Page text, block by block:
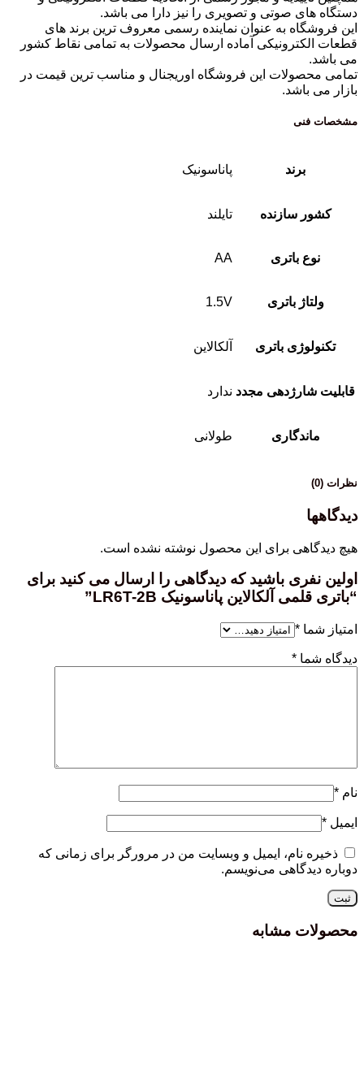
دستگاه های صوتی و تصویری را نیز دارا می باشد.
این فروشگاه به عنوان نماینده رسمی معروف ترین برند های
قطعات الکترونیکی آماده ارسال محصولات به تمامی نقاط کشور
می باشد.
تمامی محصولات این فروشگاه اوریجنال و مناسب ترین قیمت در
بازار می باشد.
مشخصات فنی
برند پاناسونیک
کشور سازنده تایلند
نوع باتری AA
ولتاژ باتری 1.5V
تکنولوژی باتری آلکالاین
قابلیت شارژدهی مجدد ندارد
ماندگاری طولانی
نظرات (0)
دیدگاهها
هیچ دیدگاهی برای این محصول نوشته نشده است.
اولین نفری باشید که دیدگاهی را ارسال می کنید برای
“باتری قلمی آلکالاین پاناسونیک LR6T-2B”
امتیاز شما *
دیدگاه شما *
نام *
ایمیل *
ذخیره نام، ایمیل و وبسایت من در مرورگر برای زمانی که
دوباره دیدگاهی می‌نویسم.
محصولات مشابه